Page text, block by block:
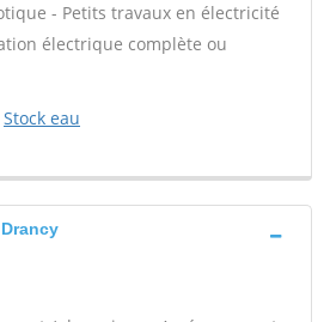
- Petits travaux en électricité
électrique complète ou
Stock eau